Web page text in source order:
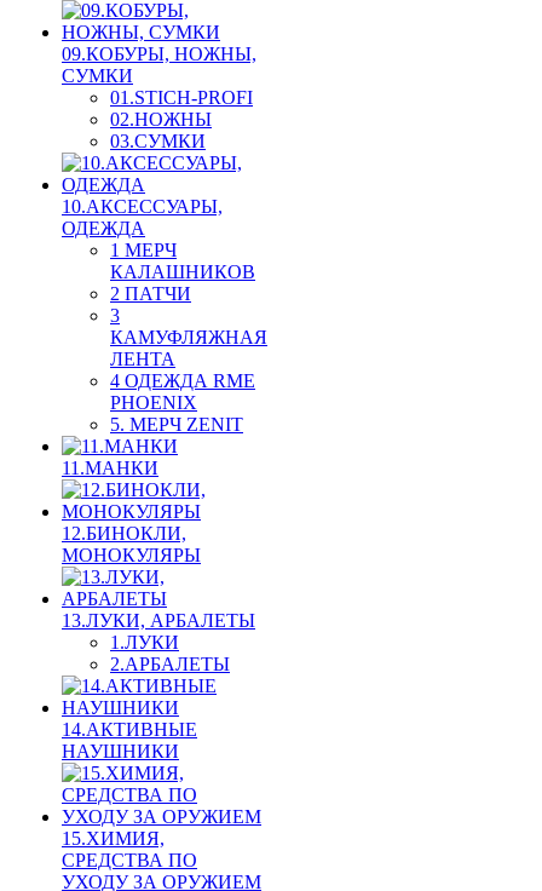
09.КОБУРЫ, НОЖНЫ,
СУМКИ
01.STICH-PROFI
02.НОЖНЫ
03.СУМКИ
10.АКСЕССУАРЫ,
ОДЕЖДА
1 МЕРЧ
КАЛАШНИКОВ
2 ПАТЧИ
3
КАМУФЛЯЖНАЯ
ЛЕНТА
4 ОДЕЖДА RME
PHOENIX
5. МЕРЧ ZENIT
11.МАНКИ
12.БИНОКЛИ,
МОНОКУЛЯРЫ
13.ЛУКИ, АРБАЛЕТЫ
1.ЛУКИ
2.АРБАЛЕТЫ
14.АКТИВНЫЕ
НАУШНИКИ
15.ХИМИЯ,
СРЕДСТВА ПО
УХОДУ ЗА ОРУЖИЕМ